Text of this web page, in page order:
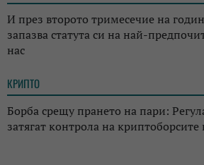
И през второто тримесечие на
запазва статута си на най-
нас
КРИПТО
Борба срещу прането на пари:
затягат контрола на криптоборсите